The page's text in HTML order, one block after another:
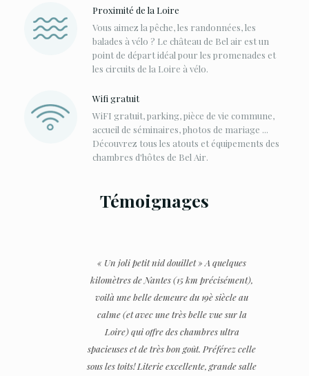
Proximité de la Loire
Vous aimez la pêche, les randonnées, les
balades à vélo ? Le château de Bel air est un
point de départ idéal pour les promenades et
les circuits de la Loire à vélo.
Wifi gratuit
WiFI gratuit, parking, pièce de vie commune,
accueil de séminaires, photos de mariage ...
Découvrez tous les atouts et équipements des
chambres d'hôtes de Bel Air.
Témoignages
« Un joli petit nid douillet » A quelques
kilomètres de Nantes (15 km précisément),
voilà une belle demeure du 19è siècle au
calme (et avec une très belle vue sur la
Loire) qui offre des chambres ultra
spacieuses et de très bon goût. Préférez celle
sous les toits! Literie excellente, grande salle